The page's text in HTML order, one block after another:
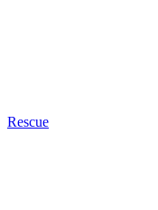
Rescue